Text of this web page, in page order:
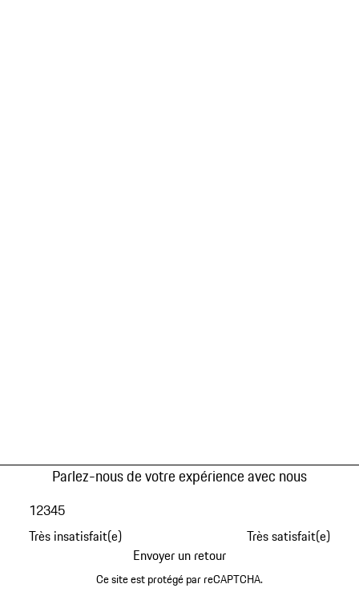
Parlez-nous de votre expérience avec nous
Très insatisfait(e)
12345
Très satisfait(e)
Envoyer un retour
Ce site est protégé par reCAPTCHA.